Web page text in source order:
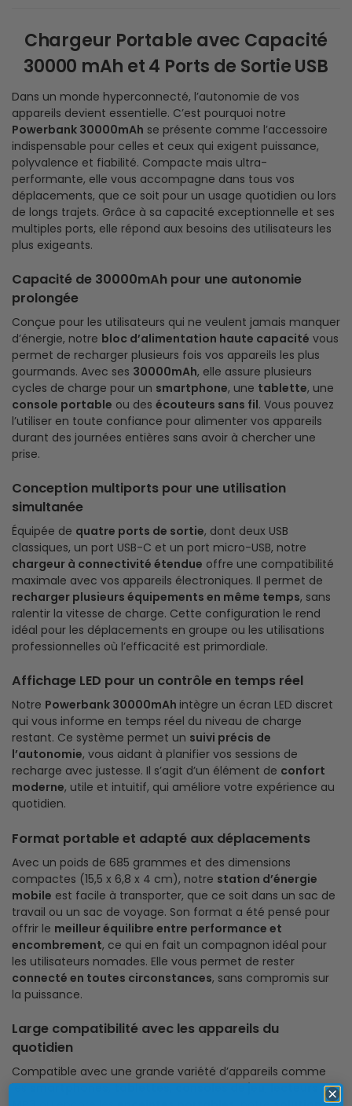
Chargeur Portable avec Capacité
30000 mAh et 4 Ports de Sortie USB
Dans un monde hyperconnecté, l’autonomie de vos
appareils devient essentielle. C’est pourquoi notre
Powerbank 30000mAh se présente comme l’accessoire
indispensable pour celles et ceux qui exigent puissance,
polyvalence et fiabilité. Compacte mais ultra-
performante, elle vous accompagne dans tous vos
déplacements, que ce soit pour un usage quotidien ou lors
de longs trajets. Grâce à sa capacité exceptionnelle et ses
multiples ports, elle répond aux besoins des utilisateurs les
plus exigeants.
Capacité de 30000mAh pour une autonomie
prolongée
Conçue pour les utilisateurs qui ne veulent jamais manquer
d’énergie, notre bloc d’alimentation haute capacité vous
permet de recharger plusieurs fois vos appareils les plus
gourmands. Avec ses 30000mAh, elle assure plusieurs
cycles de charge pour un smartphone, une tablette, une
console portable ou des écouteurs sans fil. Vous pouvez
l’utiliser en toute confiance pour alimenter vos appareils
durant des journées entières sans avoir à chercher une
prise.
Conception multiports pour une utilisation
simultanée
Équipée de quatre ports de sortie, dont deux USB
classiques, un port USB-C et un port micro-USB, notre
chargeur à connectivité étendue offre une compatibilité
maximale avec vos appareils électroniques. Il permet de
recharger plusieurs équipements en même temps, sans
ralentir la vitesse de charge. Cette configuration le rend
idéal pour les déplacements en groupe ou les utilisations
professionnelles où l’efficacité est primordiale.
Affichage LED pour un contrôle en temps réel
Notre Powerbank 30000mAh intègre un écran LED discret
qui vous informe en temps réel du niveau de charge
restant. Ce système permet un suivi précis de
l’autonomie, vous aidant à planifier vos sessions de
recharge avec justesse. Il s’agit d’un élément de confort
moderne, utile et intuitif, qui améliore votre expérience au
quotidien.
Format portable et adapté aux déplacements
Avec un poids de 685 grammes et des dimensions
compactes (15,5 x 6,8 x 4 cm), notre station d’énergie
mobile est facile à transporter, que ce soit dans un sac de
travail ou un sac de voyage. Son format a été pensé pour
offrir le meilleur équilibre entre performance et
encombrement, ce qui en fait un compagnon idéal pour
les utilisateurs nomades. Elle vous permet de rester
connecté en toutes circonstances, sans compromis sur
la puissance.
Large compatibilité avec les appareils du
quotidien
Compatible avec une grande variété d’appareils comme
lessmartphones,tablettes,consoles de jeu,lecteurs